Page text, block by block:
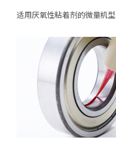
适用厌氧性粘着剂的微量机型